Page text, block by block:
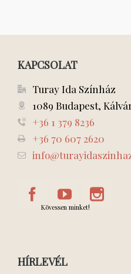
KAPCSOLAT
Turay Ida Színház
1089 Budapest,
+36 1 379 8236
+36 70 607 2620
Kövessen minket!
HÍRLEVÉL